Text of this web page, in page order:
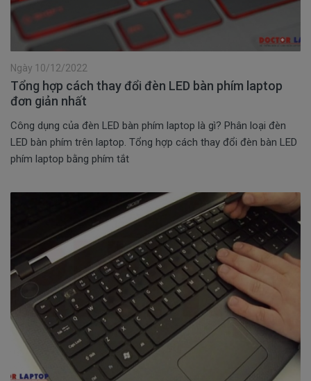
Tổng hợp cách thay đổi đèn LED bàn phím laptop
đơn giản nhất
Ngày 10/12/2022
Công dụng của đèn LED bàn phím laptop là gì? Phân loại đèn
LED bàn phím trên laptop. Tổng hợp cách thay đổi đèn bàn LED
phím laptop bằng phím tắt